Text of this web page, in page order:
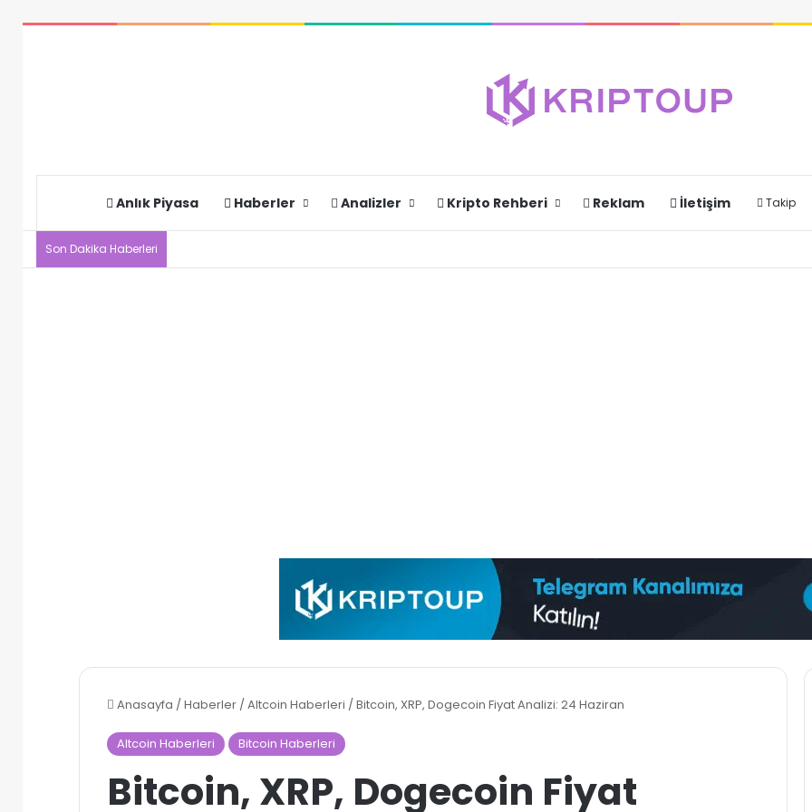
Anlık Piyasa Haberler Analizler Kripto Rehberi Reklam İletişim Takip
Son Dakika Haberleri
Anasayfa /Haberler /Altcoin Haberleri /Bitcoin, XRP, Dogecoin Fiyat Analizi: 24 Haziran
Altcoin Haberleri Bitcoin Haberleri
Bitcoin, XRP, Dogecoin Fiyat